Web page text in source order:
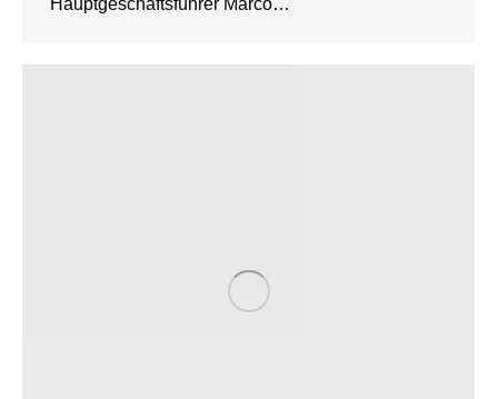
Hauptgeschäftsführer Marco…